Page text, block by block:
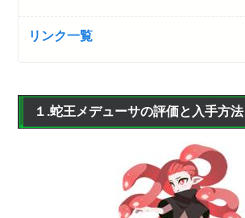
リンク一覧
１.蛇王メデューサの評価と入手方法